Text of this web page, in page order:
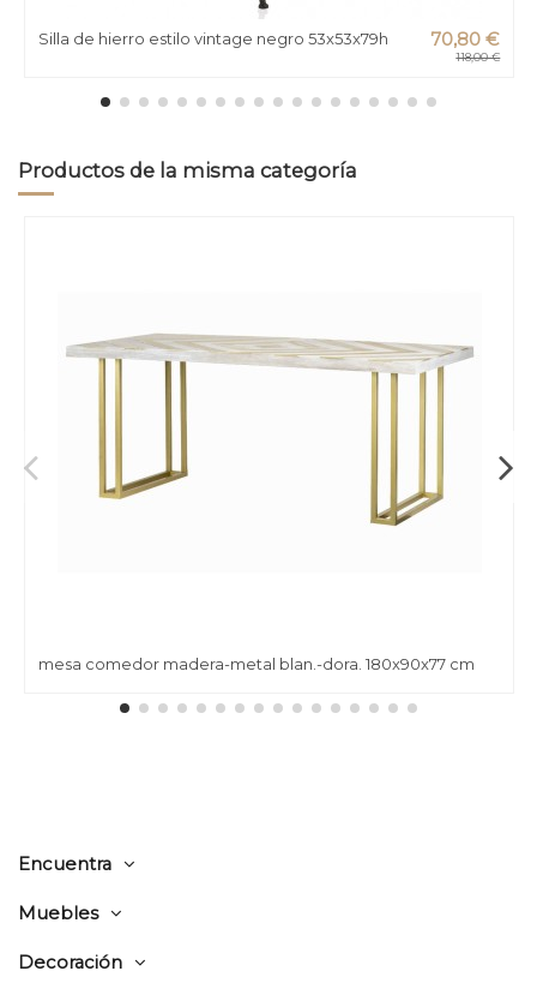
Silla de hierro estilo vintage negro 53x53x79h 70,80 €
118,00 €
Productos de la misma categoría
mesa comedor madera-metal blan.-dora. 180x90x77 cm
Encuentra
Muebles
Decoración